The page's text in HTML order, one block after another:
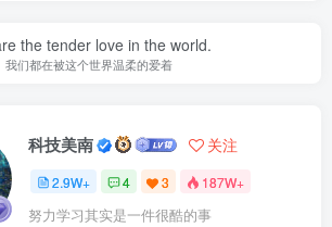
the tender love in the world.
我们都在被这个世界温柔的爱着
科技美南 关注
2.9W+ 4 3 187W+
努力学习其实是一件很酷的事